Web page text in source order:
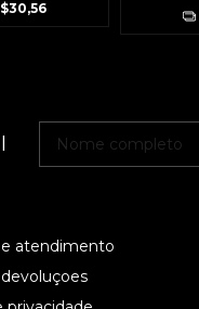
atendimento